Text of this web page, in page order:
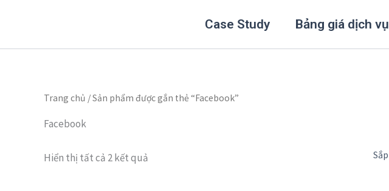
Case Study Bảng giá dịch vụ
Trang chủ / Sản phẩm được gắn thẻ “Facebook”
Facebook
Hiển thị tất cả 2 kết quả
mới